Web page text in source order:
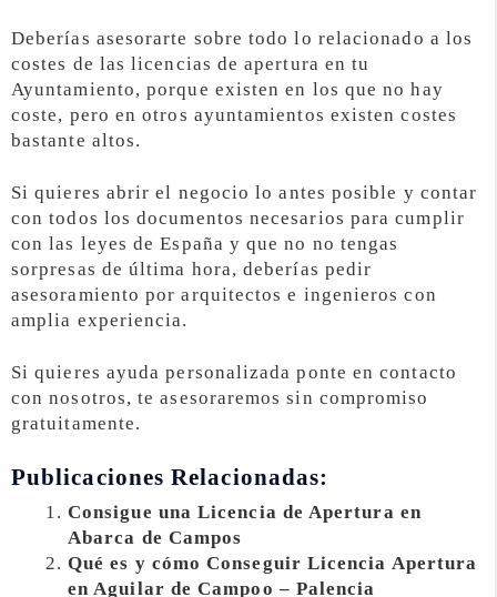
Deberías asesorarte sobre todo lo relacionado a los
costes de las licencias de apertura en tu
Ayuntamiento, porque existen en los que no hay
coste, pero en otros ayuntamientos existen costes
bastante altos.
Si quieres abrir el negocio lo antes posible y contar
con todos los documentos necesarios para cumplir
con las leyes de España y que no no tengas
sorpresas de última hora, deberías pedir
asesoramiento por arquitectos e ingenieros con
amplia experiencia.
Si quieres ayuda personalizada ponte en contacto
con nosotros, te asesoraremos sin compromiso
gratuitamente.
Publicaciones Relacionadas:
Consigue una Licencia de Apertura en
Abarca de Campos
Qué es y cómo Conseguir Licencia Apertura
en Aguilar de Campoo – Palencia